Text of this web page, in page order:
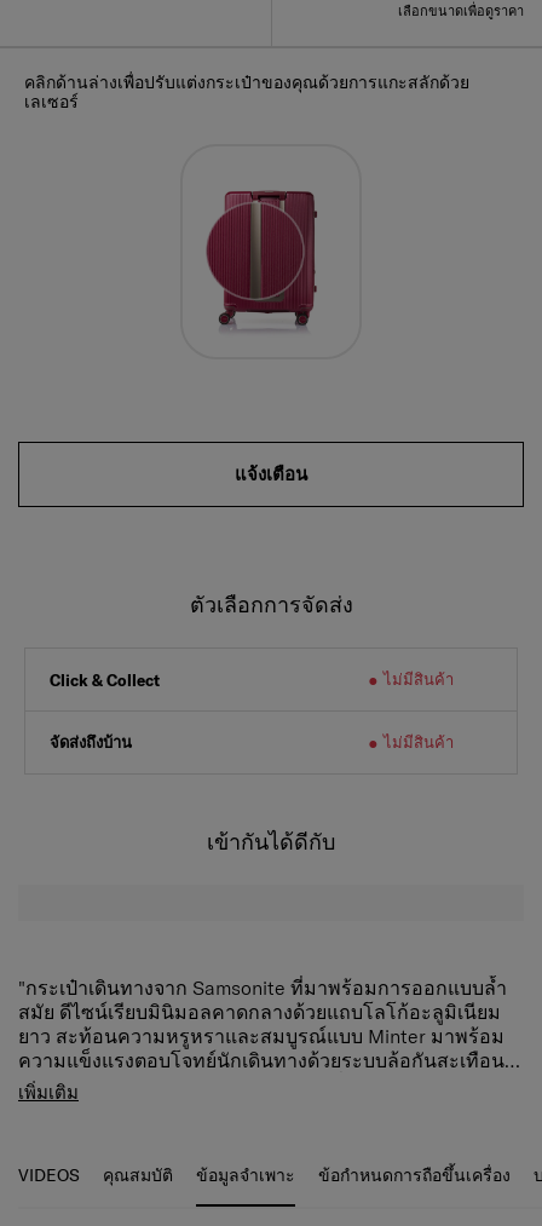
เลือกขนาดเพื่อดูราคา
คลิกด้านล่างเพื่อปรับแต่งกระเป๋าของคุณด้วยการแกะสลักด้วย
เลเซอร์
แจ้งเตือน
ตัวเลือกการจัดส่ง
Click & Collect ไม่มีสินค้า
จัดส่งถึงบ้าน ไม่มีสินค้า
เข้ากันได้ดีกับ
"กระเป๋าเดินทางจาก Samsonite ที่มาพร้อมการออกแบบล้ำ
สมัย ดีไซน์เรียบมินิมอลคาดกลางด้วยแถบโลโก้อะลูมิเนียม
ยาว สะท้อนความหรูหราและสมบูรณ์แบบ Minter มาพร้อม
ความแข็งแรงตอบโจทย์นักเดินทางด้วยระบบล้อกันสะเทือน
Aero-Trac™ II พร้อมระบบกันสะเทือนที่ดูดซับแรงกระแทก
และกลไกลูกปืนในตัว (Ball Bearings Mechanism) ทำให้ล้อมี
สะเทือน และลดเสียงดังได้อย่างเต็มประสิทธิภาพ เคลื่อนไหว
คล่องตัว เรียบ ลื่น สะดวกสบายยิ่งขึ้นด้วยการออกแบบเพิ่มฟัง
ก์ชั่นที่แขวนอเนกประสงค์ด้านหน้า รหัสล็อค TSA008 และ
คุณสมบัติสินค้า
อย่างราบรื่น
ล้อหมุน 360º แบบหลายทิศทางเพื่อการบังคับที่คล่องตัว
เพิ่มเติม
VIDEOS คุณสมบัติ ข้อมูลจำเพาะ ข้อกำหนดการถือขึ้นเครื่อง